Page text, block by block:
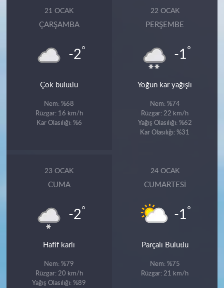
21 OCAK
ÇARŞAMBA
-2°
Çok bulutlu
Nem: %68
Rüzgar: 16 km/h
Kar Olasılığı: %6
22 OCAK
PERŞEMBE
-1°
Yoğun kar yağışlı
Nem: %74
Rüzgar: 22 km/h
Yağış Olasılığı: %62
Kar Olasılığı: %31
23 OCAK
CUMA
-2°
Hafif karlı
Nem: %79
Rüzgar: 20 km/h
Yağış Olasılığı: %89
24 OCAK
CUMARTESI
-1°
Parçalı Bulutlu
Nem: %75
Rüzgar: 21 km/h